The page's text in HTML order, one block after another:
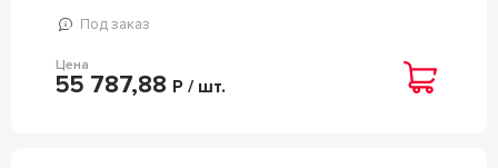
Под заказ
Цена
55 787,88 Р / шт.